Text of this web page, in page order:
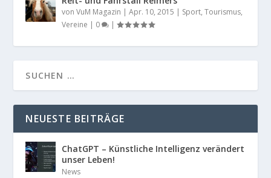
vonVuM Magazin |Apr. 10, 2015 | Sport,Tourismus,
Vereine | 0 |
NEUESTE BEITRÄGE
ChatGPT – Künstliche Intelligenz verändert
unser Leben!
News